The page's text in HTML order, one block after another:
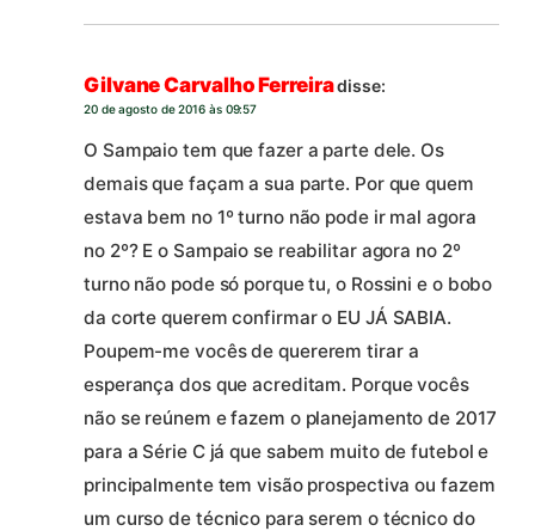
Gilvane Carvalho Ferreiradisse:
20 de agosto de 2016 às 09:57
O Sampaio tem que fazer a parte dele. Os
demais que façam a sua parte. Por que quem
estava bem no 1º turno não pode ir mal agora
no 2º? E o Sampaio se reabilitar agora no 2º
turno não pode só porque tu, o Rossini e o bobo
da corte querem confirmar o EU JÁ SABIA.
Poupem-me vocês de quererem tirar a
esperança dos que acreditam. Porque vocês
não se reúnem e fazem o planejamento de 2017
para a Série C já que sabem muito de futebol e
principalmente tem visão prospectiva ou fazem
um curso de técnico para serem o técnico do